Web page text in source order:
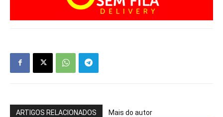
ARTIGOS RELACIONADOS Mais do autor